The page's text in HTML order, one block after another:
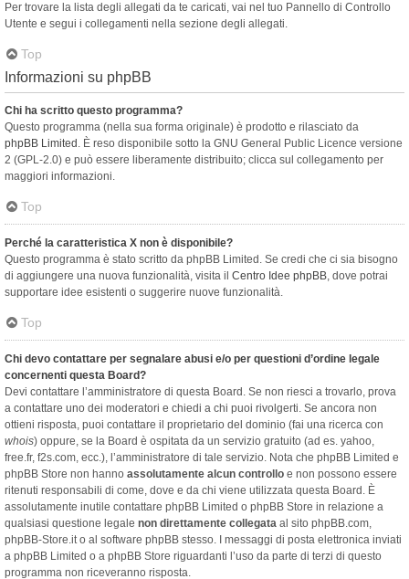
Per trovare la lista degli allegati da te caricati, vai nel tuo Pannello di Controllo
Utente e segui i collegamenti nella sezione degli allegati.
Top
Informazioni su phpBB
Chi ha scritto questo programma?
Questo programma (nella sua forma originale) è prodotto e rilasciato da
phpBB Limited . È reso disponibile sotto la GNU General Public Licence versione
2 (GPL-2.0) e può essere liberamente distribuito; clicca sul collegamento per
maggiori informazioni.
Top
Perché la caratteristica X non è disponibile?
Questo programma è stato scritto da phpBB Limited. Se credi che ci sia bisogno
di aggiungere una nuova funzionalità, visita il Centro Idee phpBB, dove potrai
supportare idee esistenti o suggerire nuove funzionalità.
Top
Chi devo contattare per segnalare abusi e/o per questioni d’ordine legale
concernenti questa Board?
Devi contattare l’amministratore di questa Board. Se non riesci a trovarlo, prova
a contattare uno dei moderatori e chiedi a chi puoi rivolgerti. Se ancora non
ottieni risposta, puoi contattare il proprietario del dominio (fai una ricerca con
whois) oppure, se la Board è ospitata da un servizio gratuito (ad es. yahoo,
free.fr, f2s.com, ecc.), l’amministratore di tale servizio. Nota che phpBB Limited e
phpBB Store non hanno assolutamente alcun controllo e non possono essere
ritenuti responsabili di come, dove e da chi viene utilizzata questa Board. È
assolutamente inutile contattare phpBB Limited o phpBB Store in relazione a
qualsiasi questione legale non direttamente collegata al sito phpBB.com,
phpBB-Store.it o al software phpBB stesso. I messaggi di posta elettronica inviati
a phpBB Limited o a phpBB Store riguardanti l’uso da parte di terzi di questo
programma non riceveranno risposta.